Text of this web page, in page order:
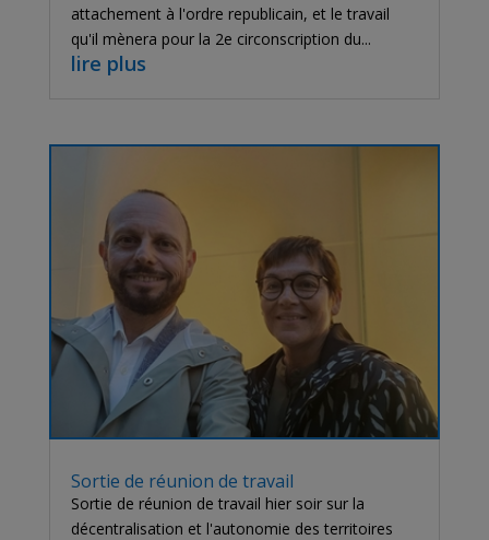
attachement à l'ordre republicain, et le travail
qu'il mènera pour la 2e circonscription du...
lire plus
Sortie de réunion de travail
Sortie de réunion de travail hier soir sur la
décentralisation et l'autonomie des territoires